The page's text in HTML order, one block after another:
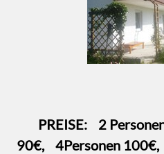
PREISE: 2
90€, 4Personen